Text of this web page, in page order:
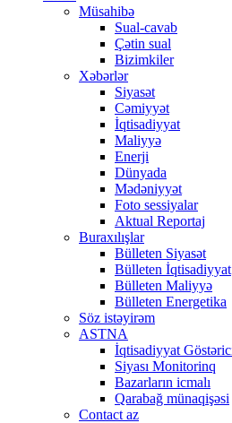
Müsahibə
Sual-cavab
Çətin sual
Bizimkiler
Xəbərlər
Siyasət
Cəmiyyət
İqtisadiyyat
Maliyyə
Enerji
Dünyada
Mədəniyyət
Foto sessiyalar
Aktual Reportaj
Buraxılışlar
Bülleten Siyasət
Bülleten İqtisadiyyat
Bülleten Maliyyə
Bülleten Energetika
Söz istəyirəm
ASTNA
İqtisadiyyat
Siyası Monitorinq
Bazarların icmalı
Qarabağ münaqişəsi
Contact az